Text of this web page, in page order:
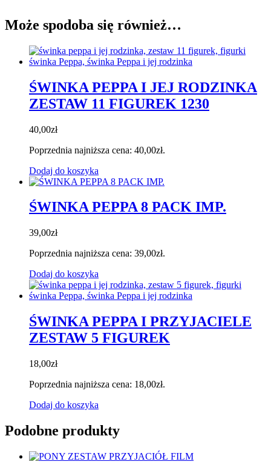
Może spodoba się również…
ŚWINKA PEPPA I JEJ RODZINKA
ZESTAW 11 FIGUREK 1230
40,00zł
Poprzednia najniższa cena: 40,00zł.
Dodaj do koszyka
ŚWINKA PEPPA 8 PACK IMP.
39,00zł
Poprzednia najniższa cena: 39,00zł.
Dodaj do koszyka
ŚWINKA PEPPA I PRZYJACIELE
ZESTAW 5 FIGUREK
18,00zł
Poprzednia najniższa cena: 18,00zł.
Dodaj do koszyka
Podobne produkty